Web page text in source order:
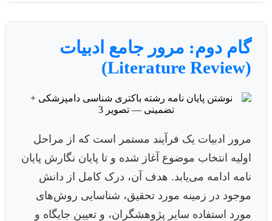
گام دوم: مرور جامع ادبیات
(Literature Review)
مرور ادبیات یک فرآیند مستمر است که از مراحل
اولیه انتخاب موضوع آغاز شده و تا پایان نگارش پایان
نامه ادامه می‌یابد. هدف آن، درک کامل از دانش
موجود در زمینه مورد تحقیق، شناسایی روش‌های
مورد استفاده سایر پژوهشگران، و تعیین جایگاه و